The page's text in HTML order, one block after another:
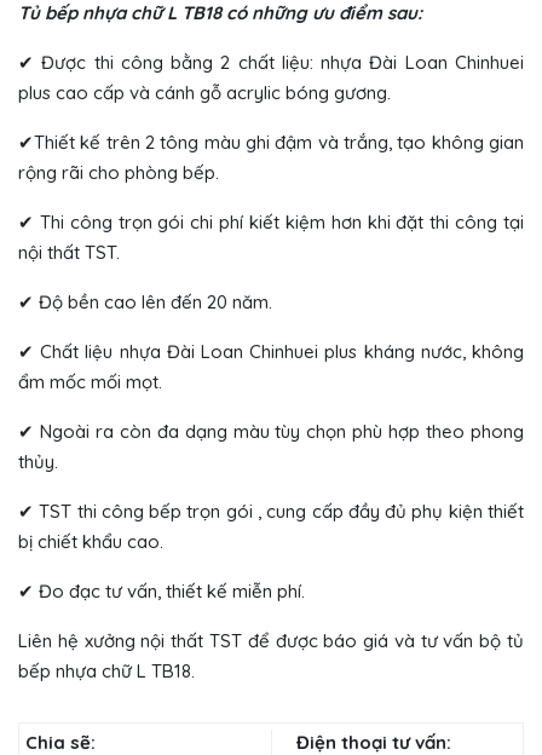
Tủ bếp nhựa chữ L TB18 có những ưu điểm sau:
✔ Được thi công bằng 2 chất liệu: nhựa Đài Loan Chinhuei
plus cao cấp và cánh gỗ acrylic bóng gương.
✔Thiết kế trên 2 tông màu ghi đậm và trắng, tạo không gian
rộng rãi cho phòng bếp.
✔ Thi công trọn gói chi phí kiết kiệm hơn khi đặt thi công tại
nội thất TST.
✔ Độ bền cao lên đến 20 năm.
✔ Chất liệu nhựa Đài Loan Chinhuei plus kháng nước, không
ẩm mốc mối mọt.
✔ Ngoài ra còn đa dạng màu tùy chọn phù hợp theo phong
thủy.
✔ TST thi công bếp trọn gói , cung cấp đầy đủ phụ kiện thiết
bị chiết khẩu cao.
✔ Đo đạc tư vấn, thiết kế miễn phí.
Liên hệ xưởng nội thất TST để được báo giá và tư vấn bộ tủ
bếp nhựa chữ L TB18.
Chia sẽ: Điện thoại tư vấn: